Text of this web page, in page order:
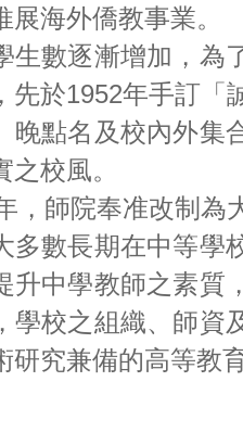
展海外僑教事業。
生數逐漸增加，為
先於1952年手訂「
晚點名及校內外集
之校風。
，師院奉准改制為
多數長期在中等學
升中學教師之素質
學校之組織、師資
研究兼備的高等教